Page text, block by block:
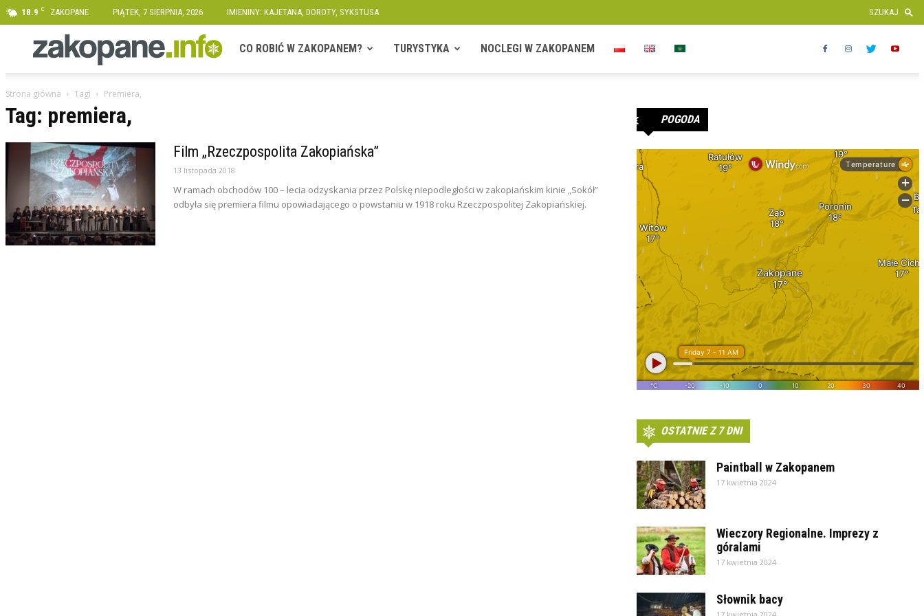
18.9 C ZAKOPANE PIĄTEK, 7 SIERPNIA, 2026 IMIENINY: KAJETANA, DOROTY, SYKSTUSA
Zakopane.info
CO ROBIĆ W ZAKOPANEM? TURYSTYKA NOCLEGI W ZAKOPANEM
Strona główna Tagi Premiera,
Tag: premiera,
Film „Rzeczpospolita Zakopiańska”
13 listopada 2018
W ramach obchodów 100 – lecia odzyskania przez Polskę niepodległości w zakopiańskim kinie „Sokół”
odbyła się premiera filmu opowiadającego o powstaniu w 1918 roku Rzeczpospolitej Zakopiańskiej.
POGODA
OSTATNIE Z 7 DNI
Paintball w Zakopanem
17 kwietnia 2024
Wieczory Regionalne. Imprezy z
góralami
17 kwietnia 2024
Słownik bacy